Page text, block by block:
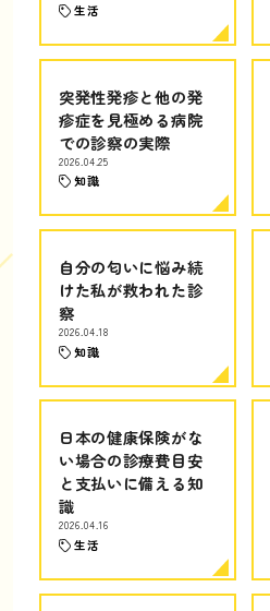
生活
突発性発疹と他の発
疹症を見極める病院
での診察の実際
2026.04.25
知識
自分の匂いに悩み続
けた私が救われた診
察
2026.04.18
知識
日本の健康保険がな
い場合の診療費目安
と支払いに備える知
識
2026.04.16
生活